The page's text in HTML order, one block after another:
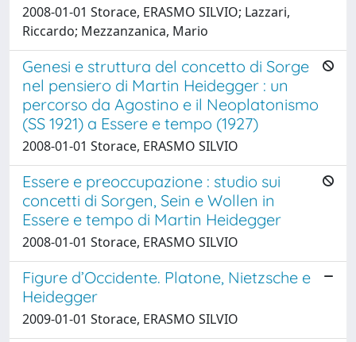
2008-01-01 Storace, ERASMO SILVIO; Lazzari,
Riccardo; Mezzanzanica, Mario
Genesi e struttura del concetto di Sorge
nel pensiero di Martin Heidegger : un
percorso da Agostino e il Neoplatonismo
(SS 1921) a Essere e tempo (1927)
2008-01-01 Storace, ERASMO SILVIO
Essere e preoccupazione : studio sui
concetti di Sorgen, Sein e Wollen in
Essere e tempo di Martin Heidegger
2008-01-01 Storace, ERASMO SILVIO
Figure d’Occidente. Platone, Nietzsche e
Heidegger
2009-01-01 Storace, ERASMO SILVIO